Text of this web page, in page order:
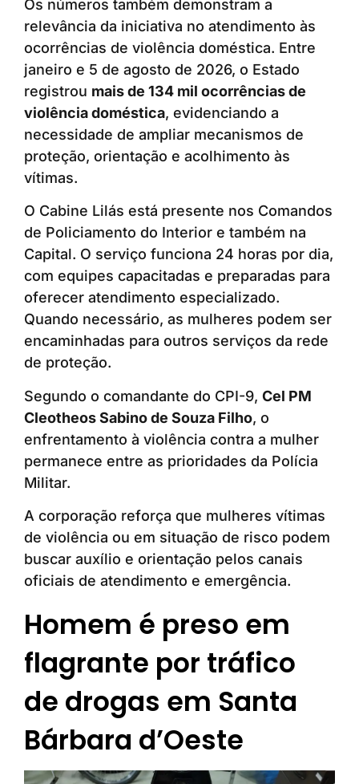
Os números também demonstram a
relevância da iniciativa no atendimento às
ocorrências de violência doméstica. Entre
janeiro e 5 de agosto de 2026, o Estado
registrou mais de 134 mil ocorrências de
violência doméstica, evidenciando a
necessidade de ampliar mecanismos de
proteção, orientação e acolhimento às
vítimas.
O Cabine Lilás está presente nos Comandos
de Policiamento do Interior e também na
Capital. O serviço funciona 24 horas por dia,
com equipes capacitadas e preparadas para
oferecer atendimento especializado.
Quando necessário, as mulheres podem ser
encaminhadas para outros serviços da rede
de proteção.
Segundo o comandante do CPI-9, Cel PM
Cleotheos Sabino de Souza Filho, o
enfrentamento à violência contra a mulher
permanece entre as prioridades da Polícia
Militar.
A corporação reforça que mulheres vítimas
de violência ou em situação de risco podem
buscar auxílio e orientação pelos canais
oficiais de atendimento e emergência.
Homem é preso em
flagrante por tráfico
de drogas em Santa
Bárbara d’Oeste